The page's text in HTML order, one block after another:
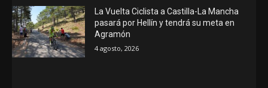
La Vuelta Ciclista a Castilla-La Mancha
pasará por Hellín y tendrá su meta en
Agramón
4 agosto, 2026